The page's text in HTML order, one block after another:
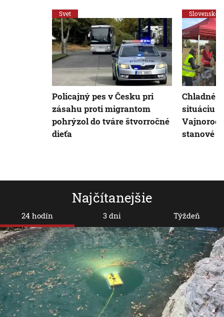
Najčítanejšie
24 hodín 3 dni Týždeň
Svet
Policajný pes v Česku pri
zásahu proti migrantom
pohrýzol do tváre štvorročné
dieťa
Slovensko
Chladné
situáciu
stanové